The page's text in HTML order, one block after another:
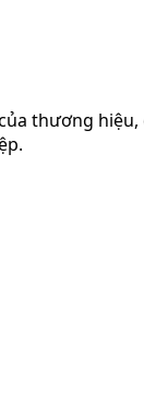
thương